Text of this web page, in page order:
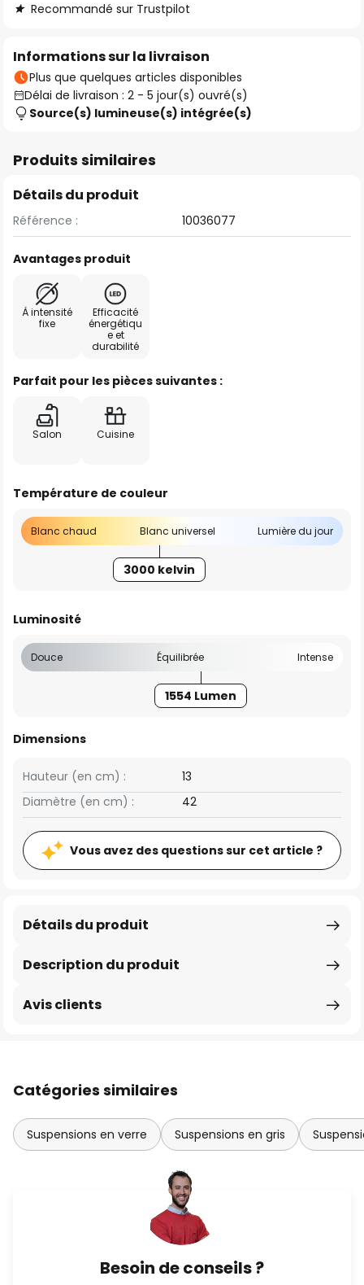
Recommandé sur Trustpilot
Informations sur la livraison
Plus que quelques articles disponibles
Délai de livraison : 2 - 5 jour(s) ouvré(s)
Source(s) lumineuse(s) intégrée(s)
Produits similaires
Détails du produit
Référence : 10036077
Avantages produit
À intensité
fixe
Efficacité
énergétiqu
e et
durabilité
Parfait pour les pièces suivantes :
Salon Cuisine
Température de couleur
Blanc chaud Blanc universel Lumière du jour
3000 kelvin
Luminosité
Douce Équilibrée Intense
1554 Lumen
Dimensions
Hauteur (en cm) :
13
Diamètre (en cm) :
42
Vous avez des questions sur cet article ?
Description du produit
Détails du produit
Avis clients
Catégories similaires
Suspensions en verre Suspensions en gris
Besoin de conseils ?